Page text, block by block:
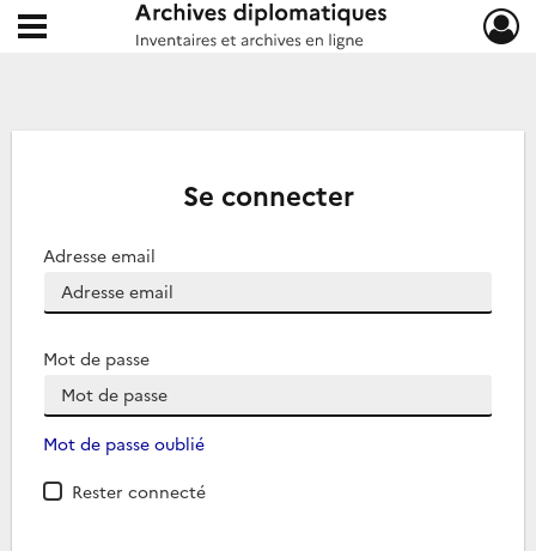
Archives diplomatiques
Ouvrir le menu déroulant
Se connecter
Adresse email
Mot de passe
Mot de passe oublié
Rester connecté